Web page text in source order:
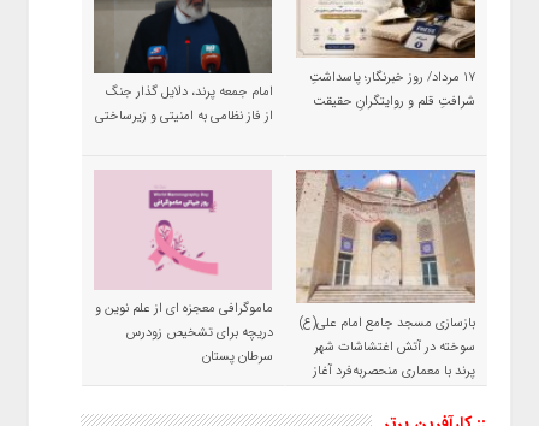
۱۷ مرداد/ روز خبرنگار؛ پاسداشتِ
شرافتِ قلم و روایتگرانِ حقیقت
امام جمعه پرند، دلایل گذار جنگ
از فاز نظامی به امنیتی و زیرساختی
بازسازی مسجد جامع امام علی(ع)
سوخته در آتش اغتشاشات شهر
پرند با معماری منحصربه‌فرد آغاز
ماموگرافی معجزه ای از علم نوین و
دریچه برای تشخیص زودرس
سرطان پستان